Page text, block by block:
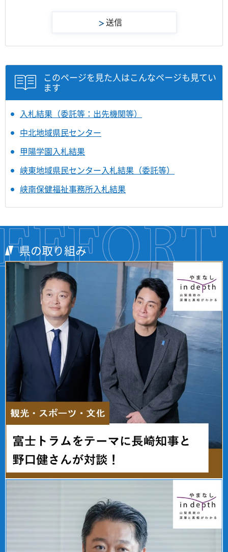
このページを見た人はこんなページも見てい
ます
入札結果（委託等：出先機関等）
中北地域県民センター
甲陽学園入札結果
峡東地域県民センター入札結果（委託等）
峡南保健福祉事務所入札結果
県の取り組み